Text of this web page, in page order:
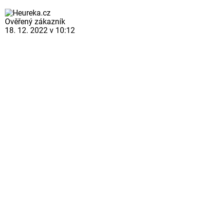
Ověřený zákazník
18. 12. 2022 v 10:12